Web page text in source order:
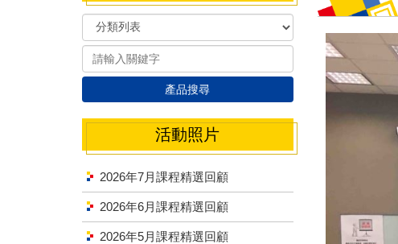
產品搜尋
活動照片
2026年7月課程精選回顧
2026年6月課程精選回顧
2026年5月課程精選回顧